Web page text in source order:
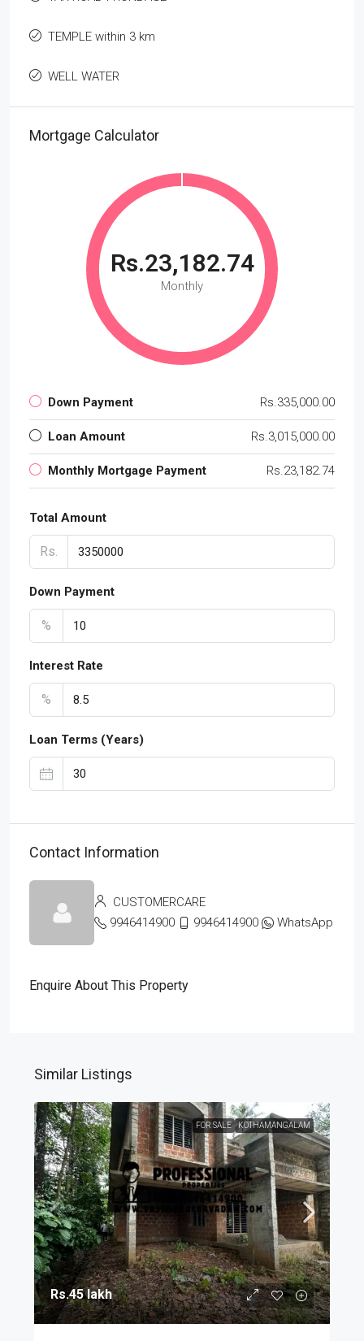
TEMPLE within 3 km
WELL WATER
Mortgage Calculator
Rs.23,182.74
Monthly
Down Payment Rs.335,000.00
Loan Amount Rs.3,015,000.00
Monthly Mortgage Payment Rs.23,182.74
Total Amount
Rs.
Down Payment
%
Interest Rate
%
Loan Terms (Years)
Contact Information
CUSTOMERCARE
9946414900
9946414900 WhatsApp
Enquire About This Property
Similar Listings
FOR SALE KOTHAMANGALAM
Rs.45 lakh